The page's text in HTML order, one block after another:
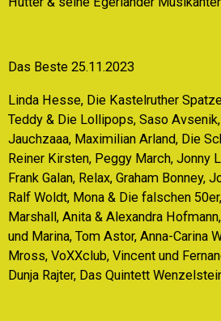
Das Beste 25.11.2023
Linda Hesse, Die Kastelruther
Teddy & Die Lollipops, Saso
Jauchzaaa, Maximilian Arland, Die
Reiner Kirsten, Peggy March, Jonny
Frank Galan, Relax, Graham Bonney,
Ralf Woldt, Mona & Die falschen
Marshall, Anita & Alexandra
und Marina, Tom Astor, Anna-Carina
Mross, VoXXclub, Vincent und
Dunja Rajter, Das Quintett